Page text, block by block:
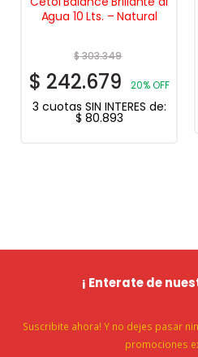
Agua 10 Lts. – Natural
$303.349
$ 242.679 20% OFF
3 cuotas SIN INTERES de:
$ 80.893
¡ Enterate de
Suscribite ahora! Y no dejes pasar
promociones